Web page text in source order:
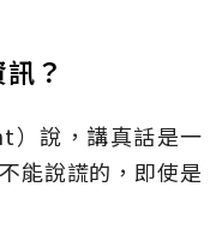
？
說，講真話是一
能說謊的，即使是